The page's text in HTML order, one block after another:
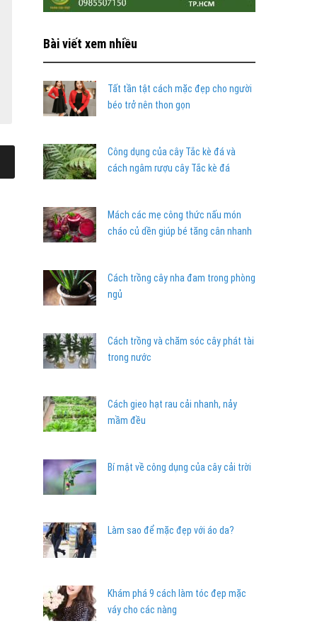
Bài viết xem nhiều
Tất tần tật cách mặc đẹp cho người
béo trở nên thon gọn
Công dụng của cây Tắc kè đá và
cách ngâm rượu cây Tắc kè đá
Mách các mẹ công thức nấu món
cháo củ dền giúp bé tăng cân nhanh
Cách trồng cây nha đam trong phòng
ngủ
Cách trồng và chăm sóc cây phát tài
trong nước
Cách gieo hạt rau cải nhanh, nảy
mầm đều
Bí mật về công dụng của cây cải trời
Làm sao để mặc đẹp với áo da?
Khám phá 9 cách làm tóc đẹp mặc
váy cho các nàng